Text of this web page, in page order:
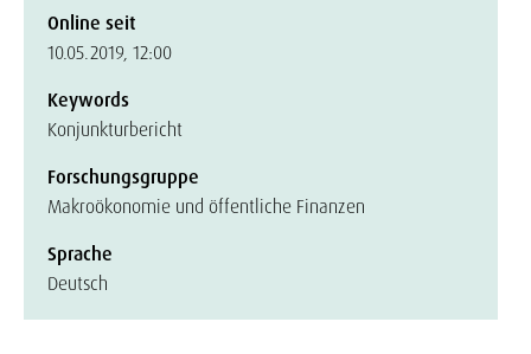
Online seit
10.05.2019, 12:00
Keywords
Konjunkturbericht
Forschungsgruppe
Makroökonomie und öffentliche Finanzen
Sprache
Deutsch